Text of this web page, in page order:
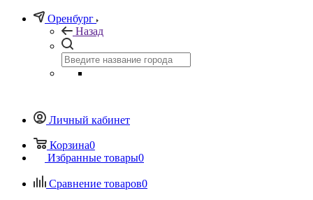
Оренбург
Назад
Личный кабинет
Корзина0
Избранные товары0
Сравнение товаров0